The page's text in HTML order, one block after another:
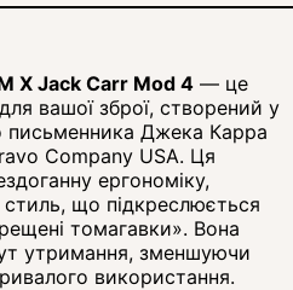
X Jack Carr Mod 4 — це
вашої зброї, створений у
письменника Джека Карра
Company USA. Ця
ергономіку,
стиль, що підкреслюється
томагавки». Вона
утримання, зменшуючи
використання.